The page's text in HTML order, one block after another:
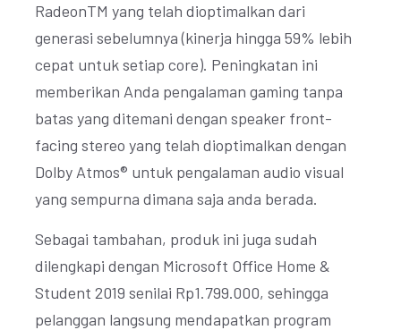
RadeonTM yang telah dioptimalkan dari
generasi sebelumnya (kinerja hingga 59% lebih
cepat untuk setiap core). Peningkatan ini
memberikan Anda pengalaman gaming tanpa
batas yang ditemani dengan speaker front-
facing stereo yang telah dioptimalkan dengan
Dolby Atmos® untuk pengalaman audio visual
yang sempurna dimana saja anda berada.
Sebagai tambahan, produk ini juga sudah
dilengkapi dengan Microsoft Office Home &
Student 2019 senilai Rp1.799.000, sehingga
pelanggan langsung mendapatkan program